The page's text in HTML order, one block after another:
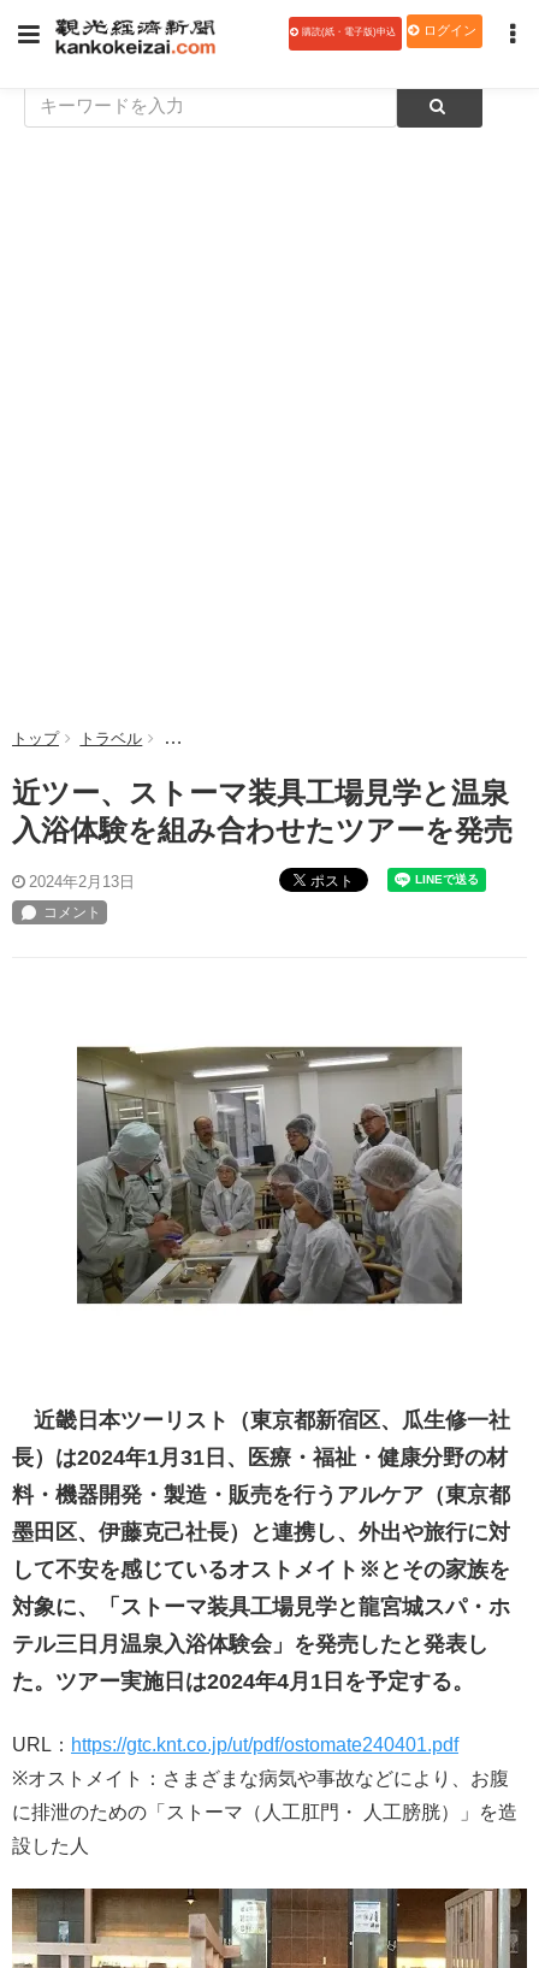
購読(紙・電子版)申込 ログイン
トップ トラベル 近ツー、ストーマ装具工場見学と温泉入浴体験を組
近ツー、ストーマ装具工場見学と温泉
入浴体験を組み合わせたツアーを発売
2024年2月13日 ポスト
近畿日本ツーリスト（東京都新宿区、瓜生修一社
長）は2024年1月31日、医療・福祉・健康分野の材
料・機器開発・製造・販売を行うアルケア（東京都
墨田区、伊藤克己社長）と連携し、外出や旅行に対
して不安を感じているオストメイト※とその家族を
対象に、「ストーマ装具工場見学と龍宮城スパ・ホ
テル三日月温泉入浴体験会」を発売したと発表し
た。ツアー実施日は2024年4月1日を予定する。
URL： https://gtc.knt.co.jp/ut/pdf/ostomate240401.pdf
※オストメイト：さまざまな病気や事故などにより、お腹
に排泄のための「ストーマ（人工肛門・ 人工膀胱）」を造
設した人